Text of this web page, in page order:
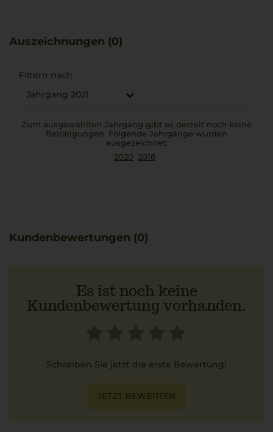
Ossobuco.
Auszeichnungen (0)
Filtern nach
Jahrgang 2021
Zum ausgewählten Jahrgang gibt es derzeit noch keine
Belobigungen. Folgende Jahrgänge wurden
ausgezeichnet:
2020 2018
Kundenbewertungen (0)
Es ist noch keine
Kundenbewertung vorhanden.
Schreiben Sie jetzt die erste Bewertung!
JETZT BEWERTEN